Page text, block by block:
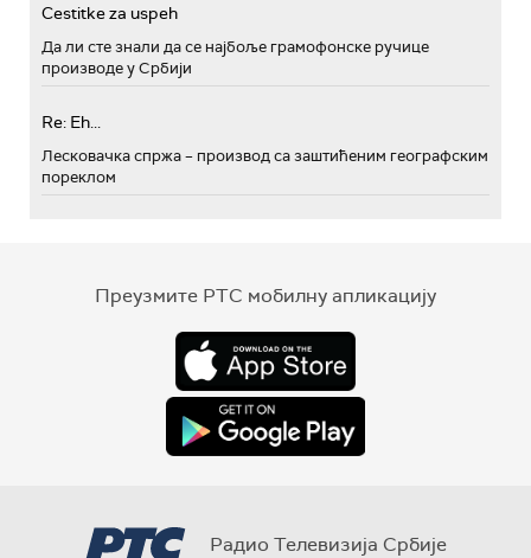
Cestitke za uspeh
Да ли сте знали да се најбоље грамофонске ручице
производе у Србији
Re: Eh...
Лесковачка спржа – производ са заштићеним географским
пореклом
Преузмите РТС мобилну апликацију
Радио Телевизија Србије